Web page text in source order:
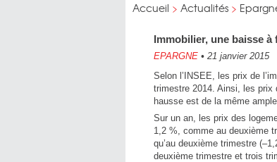
Accueil > Actualités >
Immobilier, une baisse à
EPARGNE • 21 janvier 2015
Selon l’INSEE, les prix de
trimestre 2014. Ainsi, les prix
hausse est de la même
Sur un an, les prix des
1,2 %, comme au deuxième
qu’au deuxième trimestre
deuxième trimestre et trois